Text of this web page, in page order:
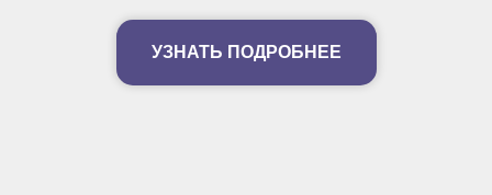
УЗНАТЬ ПОДРОБНЕЕ